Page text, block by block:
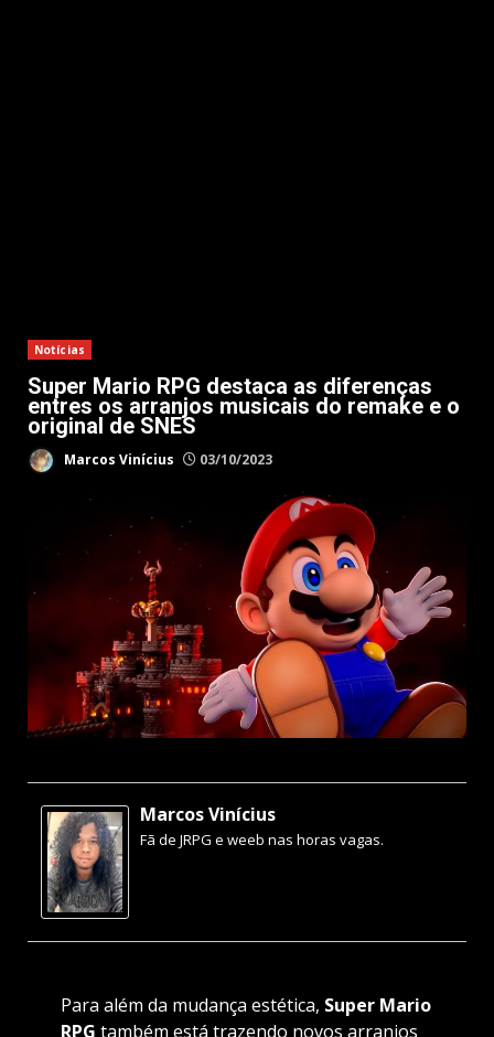
Notícias
Super Mario RPG destaca as diferenças
entres os arranjos musicais do remake e o
original de SNES
Marcos Vinícius 03/10/2023
Marcos Vinícius
Fã de JRPG e weeb nas horas vagas.
Para além da mudança estética, Super Mario
RPG também está trazendo novos arranjos